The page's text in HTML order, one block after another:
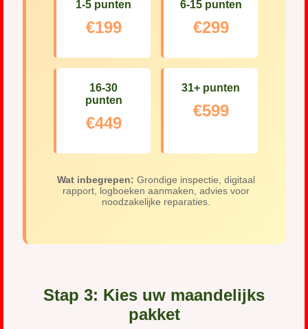
1-5 punten
€199
6-15 punten
€299
16-30
punten
€449
31+ punten
€599
Wat inbegrepen: Grondige inspectie, digitaal
rapport, logboeken aanmaken, advies voor
noodzakelijke reparaties.
Stap 3: Kies uw maandelijks
pakket